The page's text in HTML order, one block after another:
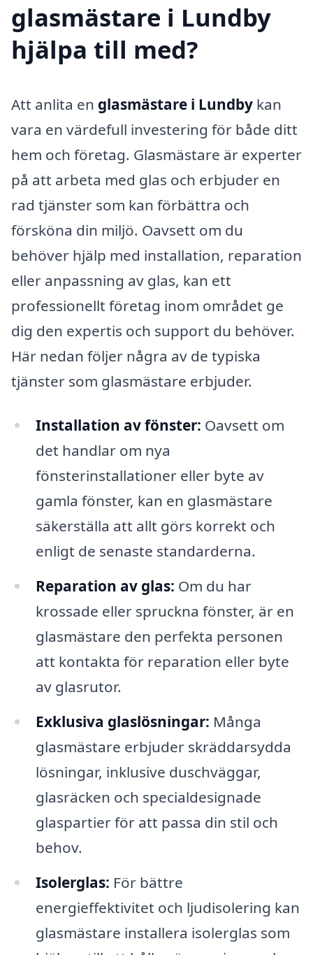
glasmästare i Lundby
hjälpa till med?
Att anlita en glasmästare i Lundby kan
vara en värdefull investering för både ditt
hem och företag. Glasmästare är experter
på att arbeta med glas och erbjuder en
rad tjänster som kan förbättra och
försköna din miljö. Oavsett om du
behöver hjälp med installation, reparation
eller anpassning av glas, kan ett
professionellt företag inom området ge
dig den expertis och support du behöver.
Här nedan följer några av de typiska
tjänster som glasmästare erbjuder.
Installation av fönster: Oavsett om
det handlar om nya
fönsterinstallationer eller byte av
gamla fönster, kan en glasmästare
säkerställa att allt görs korrekt och
enligt de senaste standarderna.
Reparation av glas: Om du har
krossade eller spruckna fönster, är en
glasmästare den perfekta personen
att kontakta för reparation eller byte
av glasrutor.
Exklusiva glaslösningar: Många
glasmästare erbjuder skräddarsydda
lösningar, inklusive duschväggar,
glasräcken och specialdesignade
glaspartier för att passa din stil och
behov.
Isolerglas: För bättre
energieffektivitet och ljudisolering kan
glasmästare installera isolerglas som